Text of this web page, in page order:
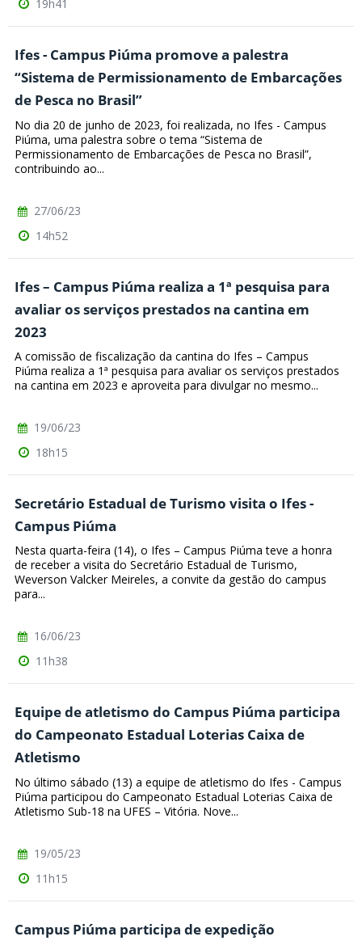
19h41
Ifes - Campus Piúma promove a palestra
“Sistema de Permissionamento de Embarcações
de Pesca no Brasil”
No dia 20 de junho de 2023, foi realizada, no Ifes - Campus
Piúma, uma palestra sobre o tema “Sistema de
Permissionamento de Embarcações de Pesca no Brasil”,
contribuindo ao...
27/06/23
14h52
Ifes – Campus Piúma realiza a 1ª pesquisa para
avaliar os serviços prestados na cantina em
2023
A comissão de fiscalização da cantina do Ifes – Campus
Piúma realiza a 1ª pesquisa para avaliar os serviços prestados
na cantina em 2023 e aproveita para divulgar no mesmo...
19/06/23
18h15
Secretário Estadual de Turismo visita o Ifes -
Campus Piúma
Nesta quarta-feira (14), o Ifes – Campus Piúma teve a honra
de receber a visita do Secretário Estadual de Turismo,
Weverson Valcker Meireles, a convite da gestão do campus
para...
16/06/23
11h38
Equipe de atletismo do Campus Piúma participa
do Campeonato Estadual Loterias Caixa de
Atletismo
No último sábado (13) a equipe de atletismo do Ifes - Campus
Piúma participou do Campeonato Estadual Loterias Caixa de
Atletismo Sub-18 na UFES – Vitória. Nove...
19/05/23
11h15
Campus Piúma participa de expedição